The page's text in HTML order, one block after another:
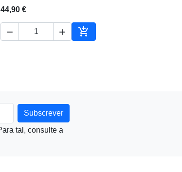
44,90 €
  
Adicionar ao carrinho
tal, consulte a